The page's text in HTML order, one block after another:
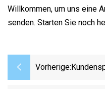
Willkommen, um uns eine
senden. Starten Sie noch
Vorherige: